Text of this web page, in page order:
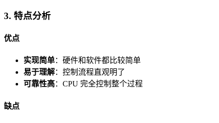
3. 特点分析
优点
实现简单：硬件和软件都比较简单
易于理解：控制流程直观明了
可靠性高：CPU 完全控制整个过程
缺点